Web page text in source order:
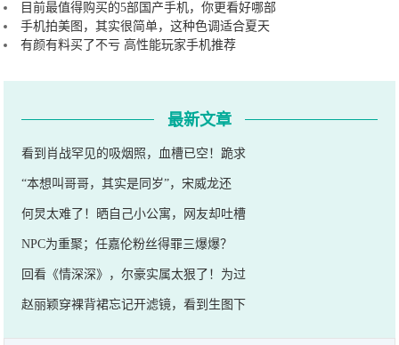
目前最值得购买的5部国产手机，你更看好哪部
手机拍美图，其实很简单，这种色调适合夏天
有颜有料买了不亏 高性能玩家手机推荐
最新文章
看到肖战罕见的吸烟照，血槽已空！跪求
“本想叫哥哥，其实是同岁”，宋威龙还
何炅太难了！晒自己小公寓，网友却吐槽
NPC为重聚；任嘉伦粉丝得罪三爆爆？
回看《情深深》，尔豪实属太狠了！为过
赵丽颖穿裸背裙忘记开滤镜，看到生图下